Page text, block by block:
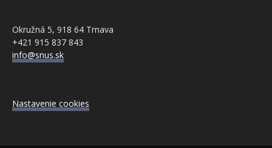
Okružná 5, 918 64 Trnava
+421 915 837 843
info@snus.sk
Nastavenie cookies